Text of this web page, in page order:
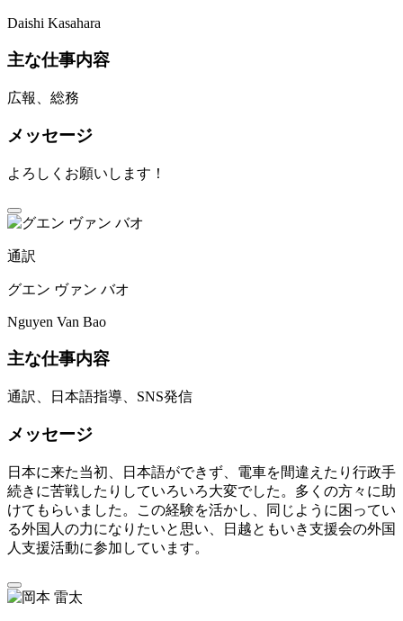
Daishi Kasahara
主な仕事内容
広報、総務
メッセージ
よろしくお願いします！
通訳
グエン ヴァン バオ
Nguyen Van Bao
主な仕事内容
通訳、日本語指導、SNS発信
メッセージ
日本に来た当初、日本語ができず、電車を間違えたり行政手
続きに苦戦したりしていろいろ大変でした。多くの方々に助
けてもらいました。この経験を活かし、同じように困ってい
る外国人の力になりたいと思い、日越ともいき支援会の外国
人支援活動に参加しています。